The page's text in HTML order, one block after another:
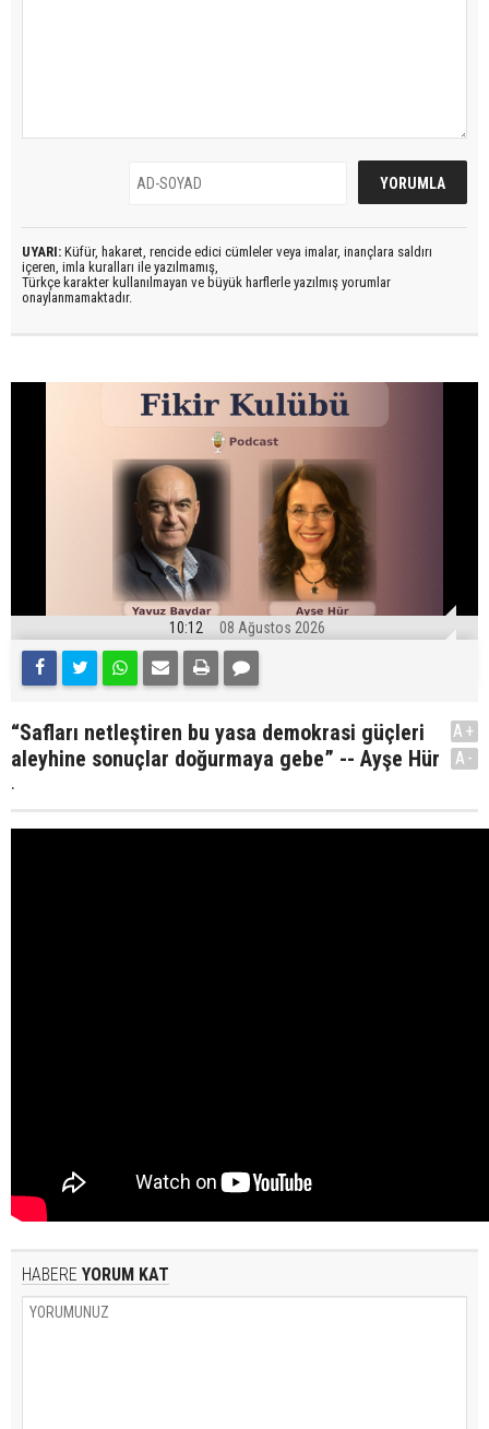
UYARI: Küfür, hakaret, rencide edici cümleler veya imalar, inançlara saldırı
içeren, imla kuralları ile yazılmamış,
Türkçe karakter kullanılmayan ve büyük harflerle yazılmış yorumlar
onaylanmamaktadır.
10:12 08 Ağustos 2026
“Safları netleştiren bu yasa demokrasi güçleri
aleyhine sonuçlar doğurmaya gebe” -- Ayşe Hür
.
A+
A-
HABERE YORUM KAT